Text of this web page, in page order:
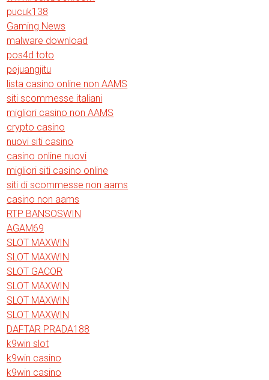
pucuk138
Gaming News
malware download
pos4d toto
pejuangjitu
lista casino online non AAMS
siti scommesse italiani
migliori casino non AAMS
crypto casino
nuovi siti casino
casino online nuovi
migliori siti casino online
siti di scommesse non aams
casino non aams
RTP BANSOSWIN
AGAM69
SLOT MAXWIN
SLOT MAXWIN
SLOT GACOR
SLOT MAXWIN
SLOT MAXWIN
SLOT MAXWIN
DAFTAR PRADA188
k9win slot
k9win casino
k9win casino